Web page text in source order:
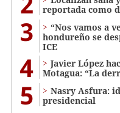
reportada como
3
“Nos vamos a
hondureño se
ICE
4
Javier López
Motagua: “La
5
Nasry Asfura:
presidencial